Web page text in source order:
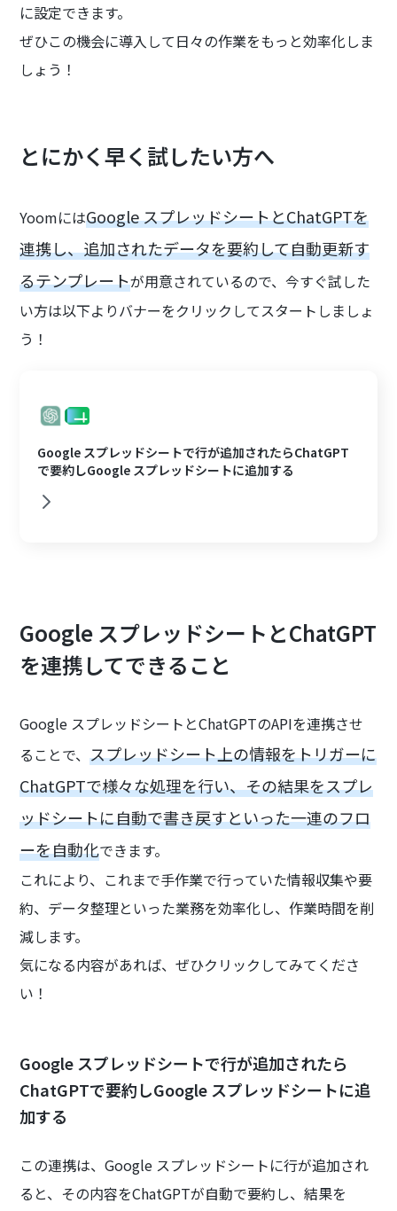
に設定できます。
ぜひこの機会に導入して日々の作業をもっと効率化しま
しょう！
とにかく早く試したい方へ
YoomにはGoogle スプレッドシートとChatGPTを
連携し、追加されたデータを要約して自動更新す
るテンプレートが用意されているので、今すぐ試した
い方は以下よりバナーをクリックしてスタートしましょ
う！
Google スプレッドシートで行が追加されたらChatGPT
で要約しGoogle スプレッドシートに追加する
Google スプレッドシートとChatGPT
を連携してできること
Google スプレッドシートとChatGPTのAPIを連携させ
ることで、スプレッドシート上の情報をトリガーに
ChatGPTで様々な処理を行い、その結果をスプレ
ッドシートに自動で書き戻すといった一連のフロ
ーを自動化できます。
これにより、これまで手作業で行っていた情報収集や要
約、データ整理といった業務を効率化し、作業時間を削
減します。
気になる内容があれば、ぜひクリックしてみてくださ
い！
Google スプレッドシートで行が追加されたら
ChatGPTで要約しGoogle スプレッドシートに追
加する
この連携は、Google スプレッドシートに行が追加され
ると、その内容をChatGPTが自動で要約し、結果を